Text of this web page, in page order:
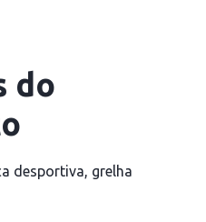
do
desportiva, grelha